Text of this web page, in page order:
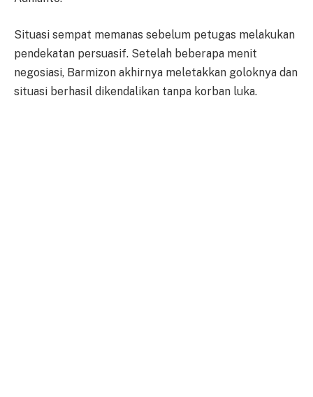
Situasi sempat memanas sebelum petugas melakukan
pendekatan persuasif. Setelah beberapa menit
negosiasi, Barmizon akhirnya meletakkan goloknya dan
situasi berhasil dikendalikan tanpa korban luka.